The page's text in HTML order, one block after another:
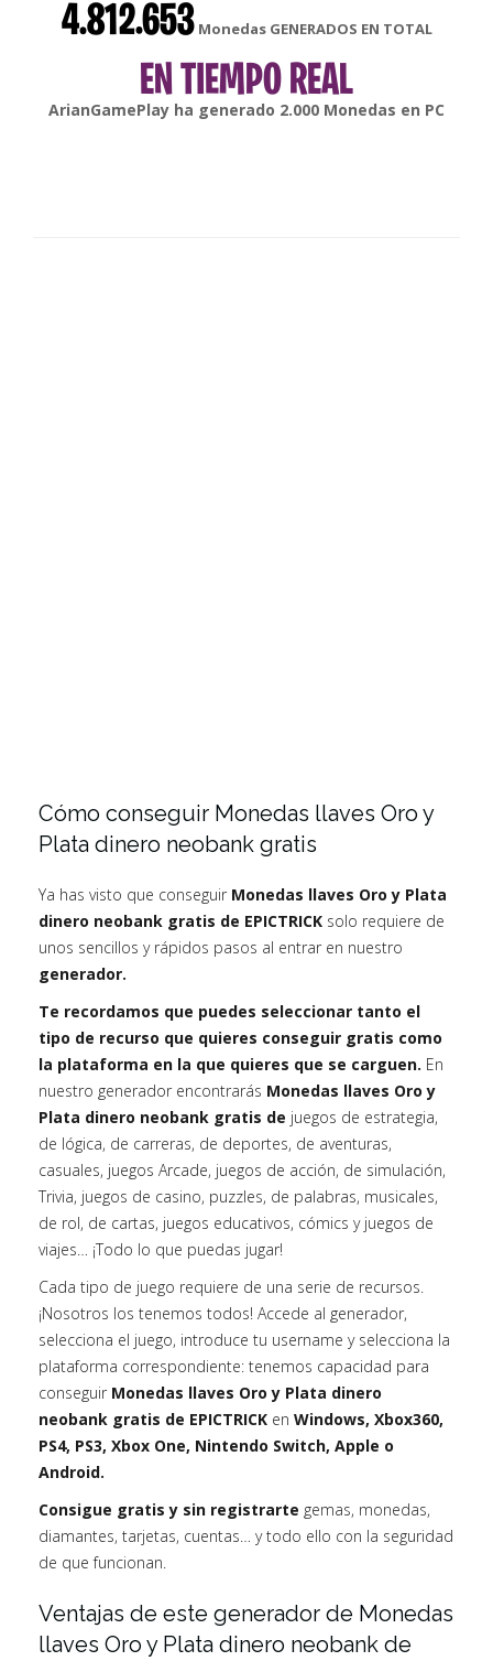
4.812.653 Monedas GENERADOS EN TOTAL
EN TIEMPO REAL
gonsabellaha generado6.000Monedas enAndroid
Cómo conseguir Monedas llaves Oro y
Plata dinero neobank gratis
Ya has visto que conseguir Monedas llaves Oro y Plata
dinero neobank gratis de EPICTRICK solo requiere de
unos sencillos y rápidos pasos al entrar en nuestro
generador.
Te recordamos que puedes seleccionar tanto el
tipo de recurso que quieres conseguir gratis como
la plataforma en la que quieres que se carguen. En
nuestro generador encontrarás Monedas llaves Oro y
Plata dinero neobank gratis de juegos de estrategia,
de lógica, de carreras, de deportes, de aventuras,
casuales, juegos Arcade, juegos de acción, de simulación,
Trivia, juegos de casino, puzzles, de palabras, musicales,
de rol, de cartas, juegos educativos, cómics y juegos de
viajes… ¡Todo lo que puedas jugar!
Cada tipo de juego requiere de una serie de recursos.
¡Nosotros los tenemos todos! Accede al generador,
selecciona el juego, introduce tu username y selecciona la
plataforma correspondiente: tenemos capacidad para
conseguir Monedas llaves Oro y Plata dinero
neobank gratis de EPICTRICK en Windows, Xbox360,
PS4, PS3, Xbox One, Nintendo Switch, Apple o
Android.
Consigue gratis y sin registrarte gemas, monedas,
diamantes, tarjetas, cuentas… y todo ello con la seguridad
de que funcionan.
Ventajas de este generador de Monedas
llaves Oro y Plata dinero neobank de